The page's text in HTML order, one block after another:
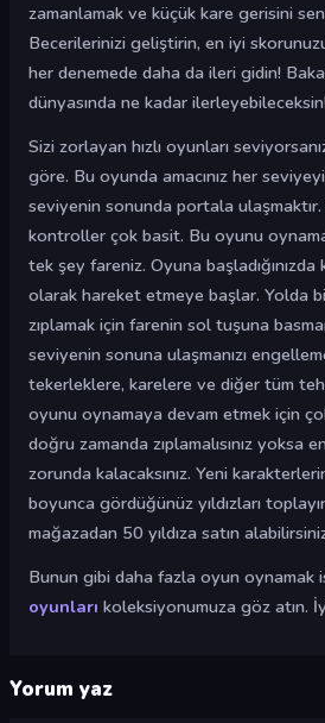
zamanlamak ve küçük kare gerisini
Becerilerinizi geliştirin, en iyi
her denemede daha da ileri gidin!
dünyasında ne kadar ilerleyebileceksin!
Sizi zorlayan hızlı oyunları
göre. Bu oyunda amacınız her
seviyenin sonunda portala
kontroller çok basit. Bu oyunu
tek şey fareniz. Oyuna
olarak hareket etmeye başlar. Yolda
zıplamak için farenin sol tuşuna
seviyenin sonuna ulaşmanızı
tekerleklere, karelere ve diğer tüm
oyunu oynamaya devam etmek için
doğru zamanda zıplamalısınız yoksa
zorunda kalacaksınız. Yeni
boyunca gördüğünüz yıldızları
mağazadan 50 yıldıza satın
Bunun gibi daha fazla oyun oynamak
oyunları koleksiyonumuza göz atın.
Yorum yaz